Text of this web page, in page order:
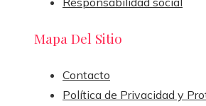
Mapa Del Sitio
Contacto
Política de Privacidad y